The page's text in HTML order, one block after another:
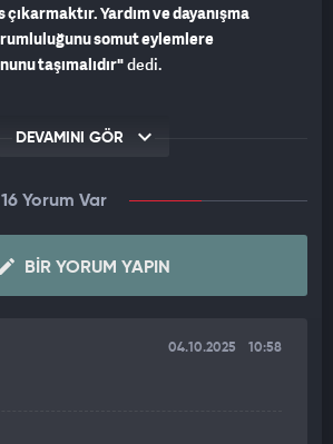
çıkarmaktır. Yardım ve dayanışma
somut eylemlere
taşımalıdır"dedi.
DEVAMINI GÖR
16 Yorum Var
BIR YORUM YAPIN
04.10.2025 10:58